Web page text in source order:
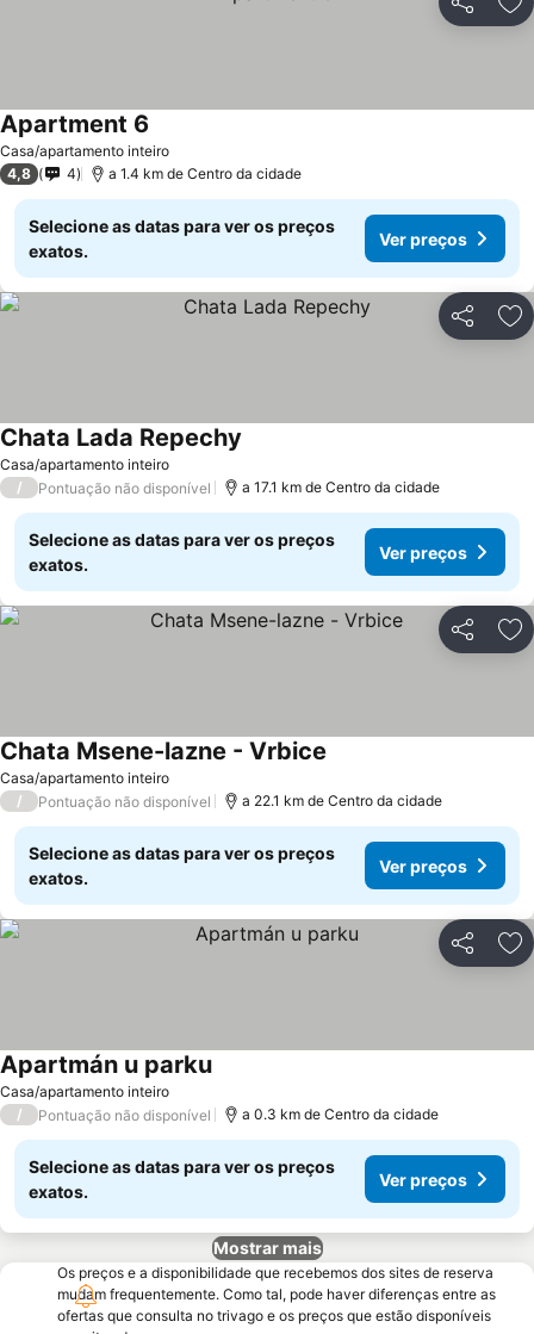
Partilhar
Casa/apartamento inteiro
Apartment 6
4,8 4 a 1.4 km de Centro da cidade
Selecione as datas para ver os preços
exatos.
Ver preços
Partilhar
Casa/apartamento inteiro
Chata Lada Repechy
/ Pontuação não disponível a 17.1 km de Centro da cidade
Selecione as datas para ver os preços
exatos.
Ver preços
Partilhar
Casa/apartamento inteiro
Chata Msene-lazne - Vrbice
/ Pontuação não disponível a 22.1 km de Centro da cidade
Selecione as datas para ver os preços
exatos.
Ver preços
Partilhar
Casa/apartamento inteiro
Apartmán u parkuVer preços
/ Pontuação não disponível a 0.3 km de Centro da cidade
Selecione as datas para ver os preços
exatos.
Ver preços
Mostrar mais
Os preços e a disponibilidade que recebemos dos sites de reserva
mudam frequentemente. Como tal, pode haver diferenças entre as
ofertas que consulta no trivago e os preços que estão disponíveis